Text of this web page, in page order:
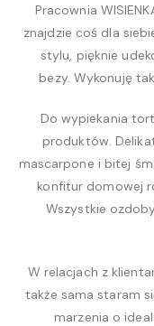
Pracownia
znajdzie coś dla
stylu, pięknie
bezy. Wykonuję
Do wypiekania
produktów.
mascarpone i bitej
konfitur domowej
Wszystkie
W relacjach z
także sama staram
marzenia o